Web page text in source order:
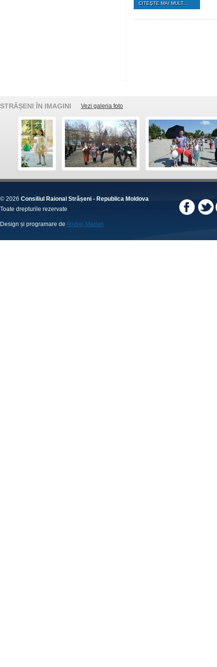
CITEŞTE MAI MULT...
STRĂȘENI ÎN IMAGINI Vezi galeria foto
© 2026 Consiliul Raional Strășeni - Republica Moldova
Toate drepturile rezervate
Design și programare de Andrei Madan